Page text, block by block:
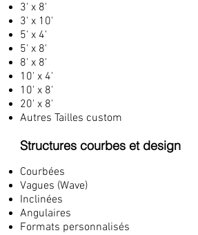
3' x 8'
3' x 10'
5' x 4'
5' x 8'
8' x 8'
10' x 4'
10' x 8'
20' x 8'
Autres Tailles custom
Structures courbes et design
Courbées
Vagues (Wave)
Inclinées
Angulaires
Formats personnalisés